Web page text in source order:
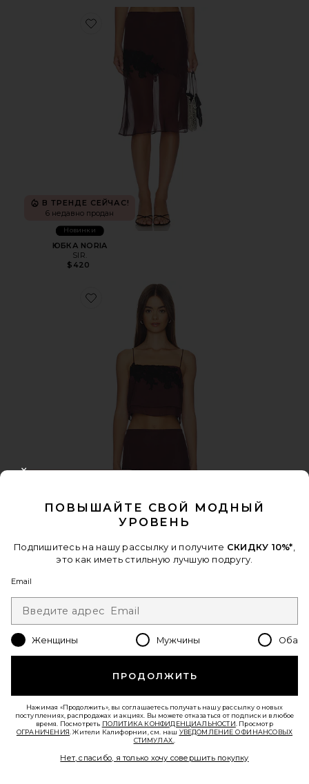
Favorite ЮБКА NORIA
В ТРЕНДЕ СЕЙЧАС!
6 недавно продан
Новинки
ЮБКА NORIA
SIR.
$420
Favorite МАЙКА НА БРЕТЕЛЯХ NORIA
Новинки
МАЙКА НА БРЕТЕЛЯХ NORIA
ПОВЫШАЙТЕ СВОЙ МОДНЫЙ
УРОВЕНЬ
Подпишитесь на нашу рассылку и получите СКИДКУ 10%*
это как иметь стильную лучшую подругу.
Email
Женщины Мужчины Оба
ПРОДОЛЖИТЬ
Нажимая «Продолжить», вы соглашаетесь получать нашу рассылку о новых
поступлениях, распродажах и акциях. Вы можете отказаться от подписки в любое
время. Посмотреть ПОЛИТИКА КОНФИДЕНЦИАЛЬНОСТИ . Просмотр
ОГРАНИЧЕНИЯ . Жители Калифорнии, см. наш УВЕДОМЛЕНИЕ О ФИНАНСОВЫХ
СТИМУЛАХ.
Нет, спасибо, я только хочу совершить покупку